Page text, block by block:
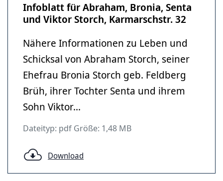
Infoblatt für Abraham, Bronia, Senta
und Viktor Storch, Karmarschstr. 32
Nähere Informationen zu Leben und
Schicksal von Abraham Storch, seiner
Ehefrau Bronia Storch geb. Feldberg
Brüh, ihrer Tochter Senta und ihrem
Sohn Viktor...
Dateityp: pdf Größe: 1,48 MB
Download